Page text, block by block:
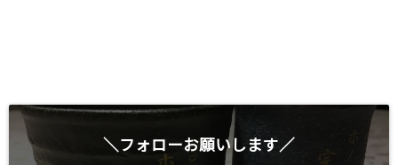
＼フォローお願いします／